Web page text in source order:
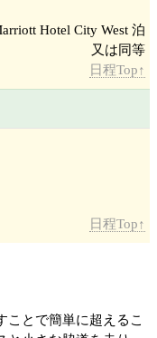
Hotel City West 泊
又は同等
日程Top↑
日程Top↑
ことで簡単に超えるこ